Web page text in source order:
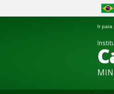
Ir para